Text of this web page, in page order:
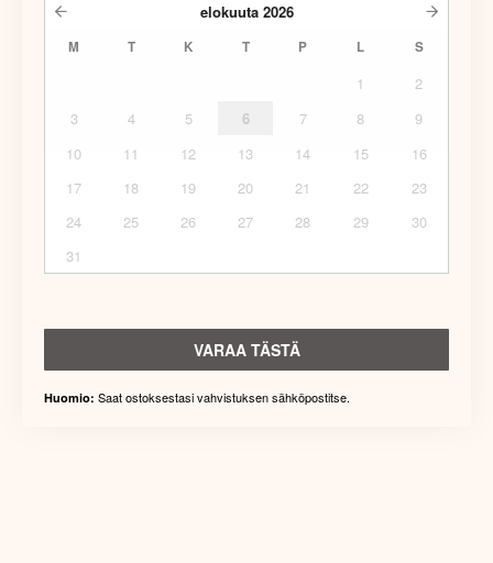
elokuuta 2026
M T K T P L S
1
2
3
4 5 6 7 8
9
10
11 12 13 14 15
16
17
18 19 20 21 22
23
24
25 26 27 28 29
30
31
VARAA TÄSTÄ
Huomio: Saat ostoksestasi vahvistuksen sähköpostitse.